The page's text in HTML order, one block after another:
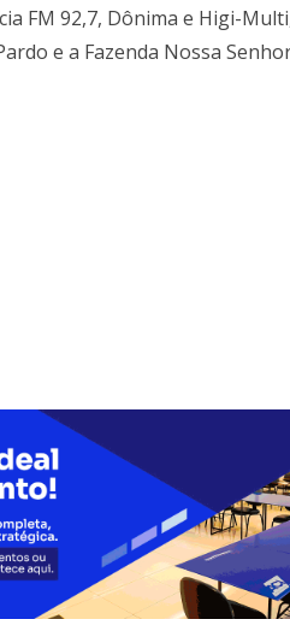
FM 92,7, Dônima e Higi-
e a Fazenda Nossa